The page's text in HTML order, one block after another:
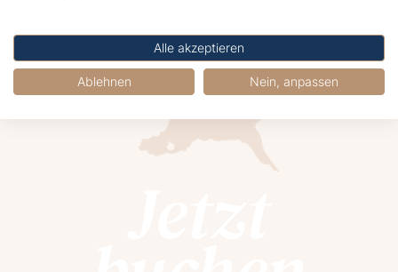
Alle akzeptieren
Ablehnen Nein, anpassen